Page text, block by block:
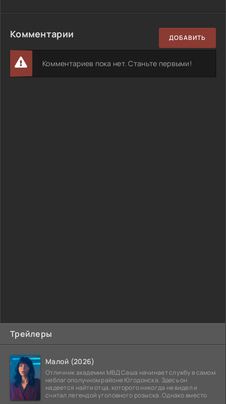
Трейлеры
Малой (2026)
Отличник академии МВД Саша начинает службу в самом
неблагополучном районе Югодонска. Здесь он
надеется найти отца, которого никогда не видел и
считал легендой уголовного розыска. Однако вместо
Комментарии ДОБАВИТЬ
Комментариев пока нет. Станьте первыми!